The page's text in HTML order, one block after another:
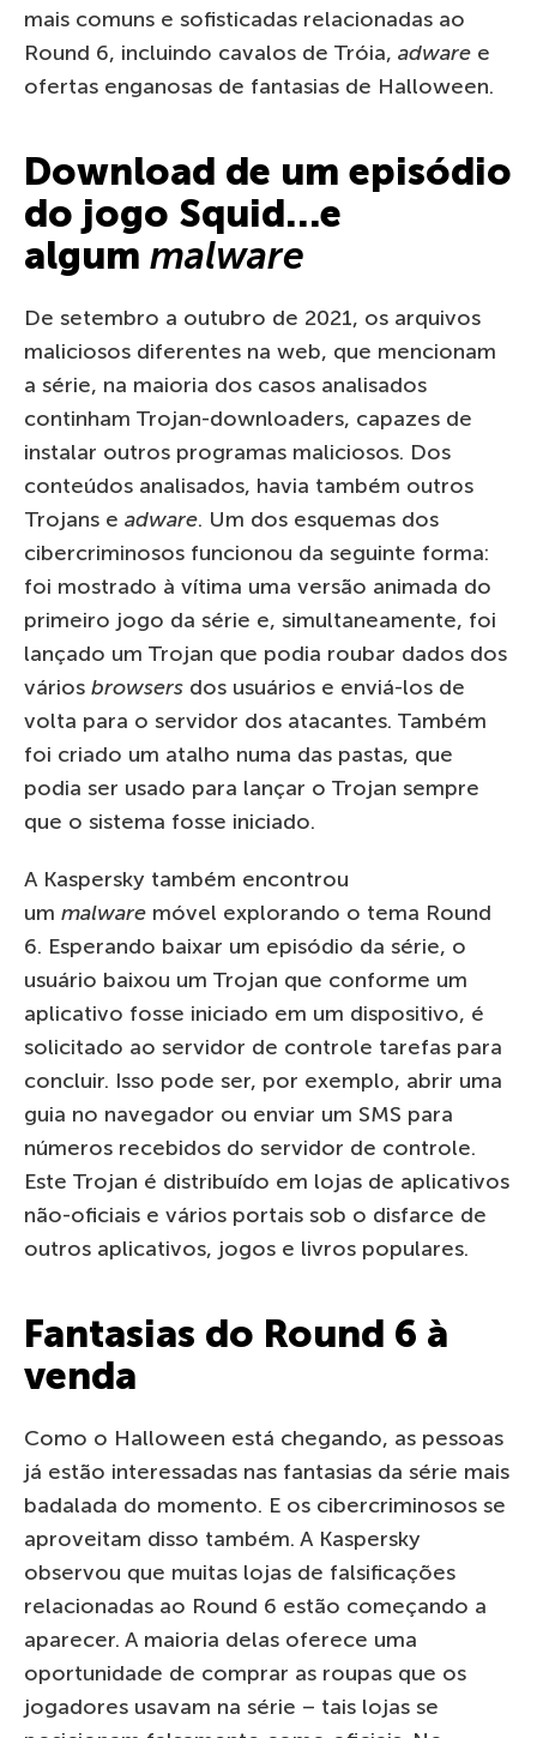
mais comuns e sofisticadas relacionadas ao
Round 6, incluindo cavalos de Tróia, adware e
ofertas enganosas de fantasias de Halloween.
Download de um episódio
do jogo Squid…e
algum malware
De setembro a outubro de 2021, os arquivos
maliciosos diferentes na web, que mencionam
a série, na maioria dos casos analisados
continham Trojan-downloaders, capazes de
instalar outros programas maliciosos. Dos
conteúdos analisados, havia também outros
Trojans e adware. Um dos esquemas dos
cibercriminosos funcionou da seguinte forma:
foi mostrado à vítima uma versão animada do
primeiro jogo da série e, simultaneamente, foi
lançado um Trojan que podia roubar dados dos
vários browsers dos usuários e enviá-los de
volta para o servidor dos atacantes. Também
foi criado um atalho numa das pastas, que
podia ser usado para lançar o Trojan sempre
que o sistema fosse iniciado.
A Kaspersky também encontrou
um malware móvel explorando o tema Round
6. Esperando baixar um episódio da série, o
usuário baixou um Trojan que conforme um
aplicativo fosse iniciado em um dispositivo, é
solicitado ao servidor de controle tarefas para
concluir. Isso pode ser, por exemplo, abrir uma
guia no navegador ou enviar um SMS para
números recebidos do servidor de controle.
Este Trojan é distribuído em lojas de aplicativos
não-oficiais e vários portais sob o disfarce de
outros aplicativos, jogos e livros populares.
Fantasias do Round 6 à
venda
Como o Halloween está chegando, as pessoas
já estão interessadas nas fantasias da série mais
badalada do momento. E os cibercriminosos se
aproveitam disso também. A Kaspersky
observou que muitas lojas de falsificações
relacionadas ao Round 6 estão começando a
aparecer. A maioria delas oferece uma
oportunidade de comprar as roupas que os
jogadores usavam na série – tais lojas se